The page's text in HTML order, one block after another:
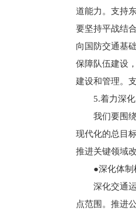
道能力。支持
要坚持平战结
向国防交通基
保障队伍建设
建设和管理。
5.着力深
我们要围
现代化的总目
推进关键领域
●深化体制
深化交通
点范围。推进